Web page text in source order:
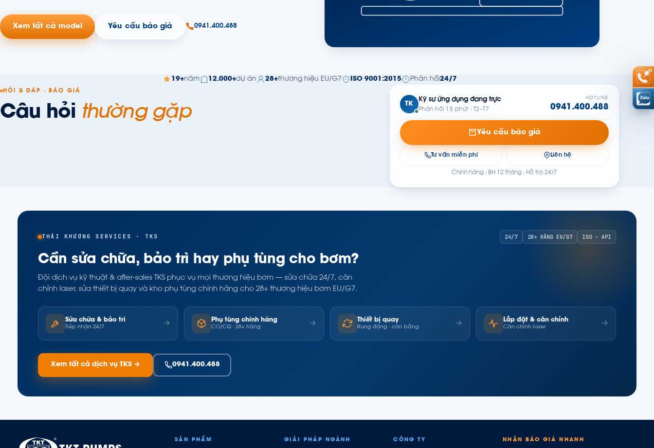
Xem tất cả model Yêu cầu báo giá 0941.400.488
19+năm 12.000+dự án 28+thương hiệu EU/G7 ISO 9001:2015 Phản hồi24/7
HỎI & ĐÁP · BÁO GIÁ
Câu hỏi thường gặp TK
Kỹ sư ứng dụng đang trực
Phản hồi 15 phút · T2–T7
HOTLINE
0941.400.488
Yêu cầu báo giá
Tư vấn miễn phí Liên hệ
Chính hãng · BH 12 tháng · Hỗ trợ 24/7
THÁI KHƯƠNG SERVICES · TKS 24/7 28+ HÃNG EU/G7 ISO · API
Cần sửa chữa, bảo trì hay phụ tùng cho bơm?
Đội dịch vụ kỹ thuật & after-sales TKS phục vụ mọi thương hiệu bơm — sửa chữa 24/7, căn
chỉnh laser, sửa thiết bị quay và kho phụ tùng chính hãng cho 28+ thương hiệu bơm EU/G7.
Sửa chữa & bảo trì
Tiếp nhận 24/7 → Phụ tùng chính hãng
CO/CQ · 28+ hãng → Thiết bị quay
Rung động · cân bằng → Lắp đặt & căn chỉnh
Căn chỉnh laser →
Xem tất cả dịch vụ TKS → 0941.400.488
SẢN PHẨM GIẢI PHÁP NGÀNH CÔNG TY NHẬN BÁO GIÁ NHANH